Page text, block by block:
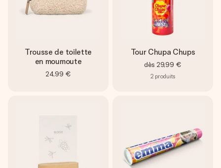
Trousse de toilette
en moumoute
24,99 €
Tour Chupa Chups
dès 29,99 €
2 produits